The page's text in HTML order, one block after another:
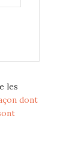
les
dont